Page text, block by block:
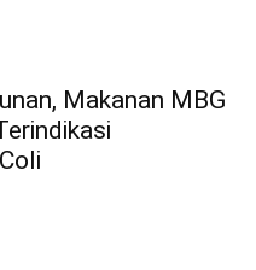
Makanan MBG